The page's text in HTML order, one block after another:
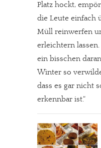
Platz hockt,
die Leute einfach
Müll reinwerfen
erleichtern
ein bisschen
Winter so
dass es gar nicht
erkennbar ist.“